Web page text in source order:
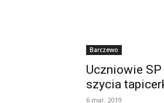
Barczewo
Uczniowie
szycia
6 mar. 2019